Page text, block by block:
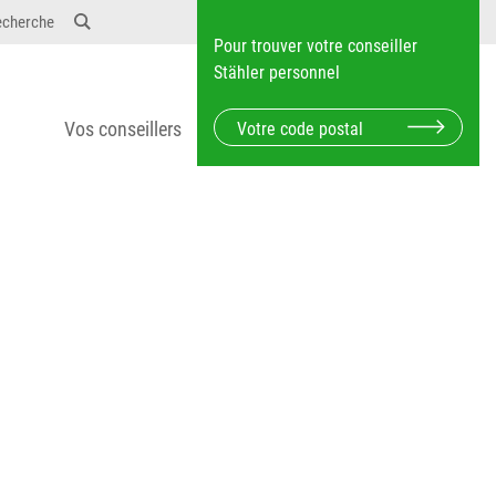
Pour trouver votre conseiller
Stähler personnel
Vos conseillers
Dosierungen: test 123 dfasdf asdfW134 245 34"